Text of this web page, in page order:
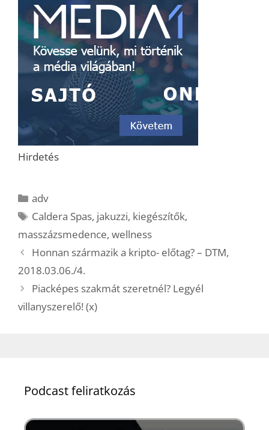
Hirdetés
Kategória
adv
Címkék
Caldera Spas, jakuzzi, kiegészítők,
masszázsmedence, wellness
Honnan származik a kripto- előtag? – DTM,
2018.03.06./4.
Piacképes szakmát szeretnél? Legyél
villanyszerelő! (x)
Podcast feliratkozás